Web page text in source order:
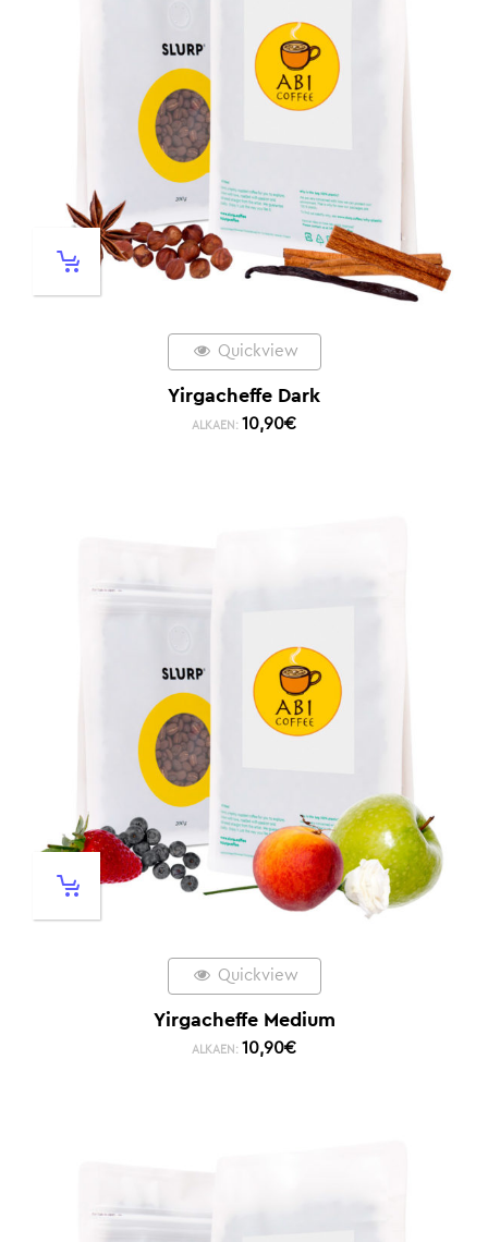
Quickview
Yirgacheffe Dark
ALKAEN: 10,90€
Quickview
Yirgacheffe Medium
ALKAEN: 10,90€